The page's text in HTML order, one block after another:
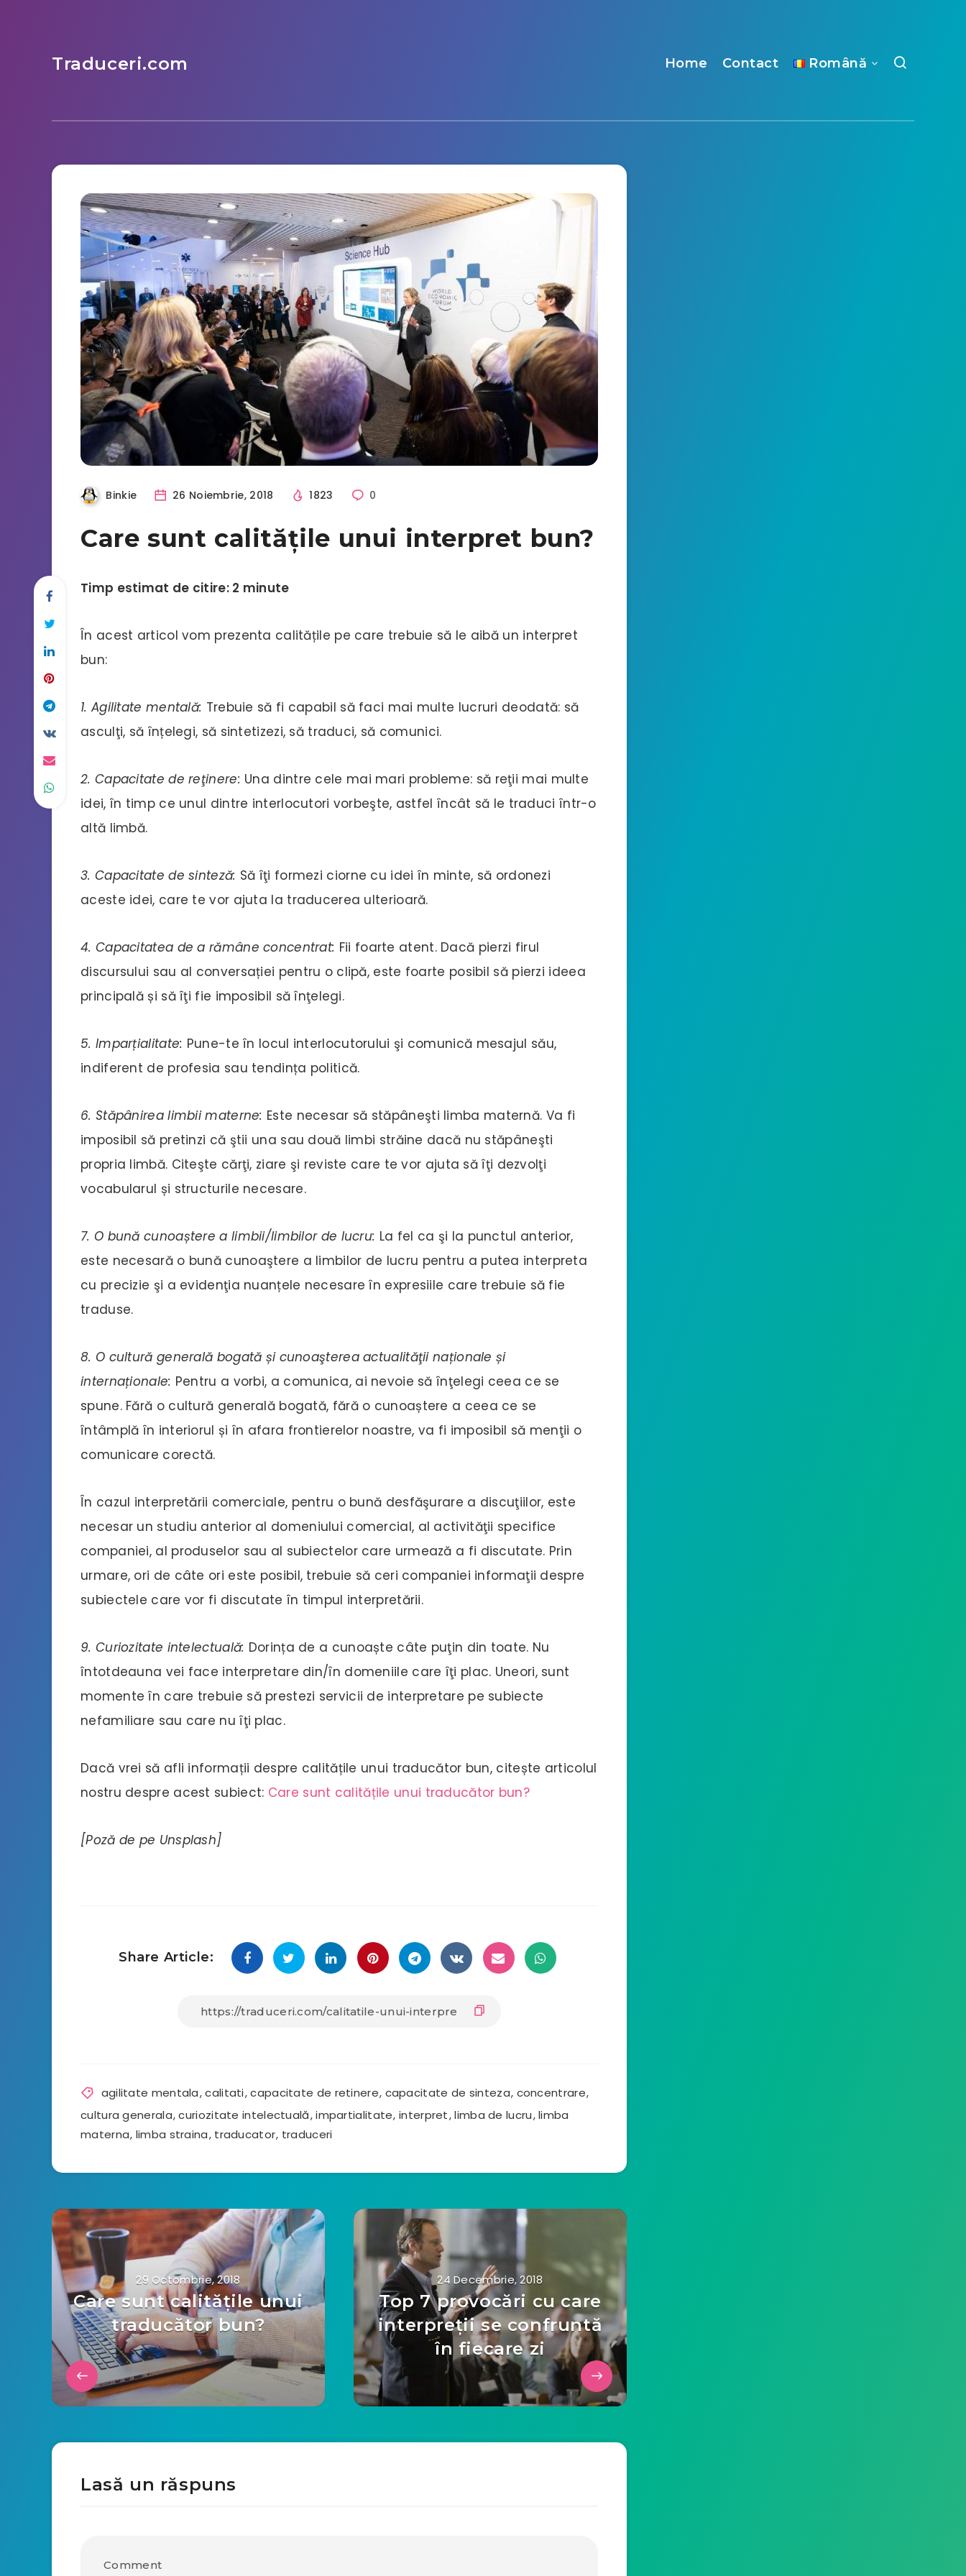
Traduceri.com Home Contact Română
Binkie 26 Noiembrie, 2018 1823 0
Care sunt calitățile unui interpret bun?
Timp estimat de citire: 2 minute
În acest articol vom prezenta calitățile pe care trebuie să le aibă un interpret
bun:
1. Agilitate mentală: Trebuie să fi capabil să faci mai multe lucruri deodată: să
asculţi, să înțelegi, să sintetizezi, să traduci, să comunici.
2. Capacitate de reţinere: Una dintre cele mai mari probleme: să reţii mai multe
idei, în timp ce unul dintre interlocutori vorbeşte, astfel încât să le traduci într-o
altă limbă.
3. Capacitate de sinteză: Să îţi formezi ciorne cu idei în minte, să ordonezi
aceste idei, care te vor ajuta la traducerea ulterioară.
4. Capacitatea de a rămâne concentrat: Fii foarte atent. Dacă pierzi firul
discursului sau al conversației pentru o clipă, este foarte posibil să pierzi ideea
principală și să îţi fie imposibil să înţelegi.
5. Imparțialitate: Pune-te în locul interlocutorului şi comunică mesajul său,
indiferent de profesia sau tendința politică.
6. Stăpânirea limbii materne: Este necesar să stăpâneşti limba maternă. Va fi
imposibil să pretinzi că ştii una sau două limbi străine dacă nu stăpâneşti
propria limbă. Citeşte cărţi, ziare şi reviste care te vor ajuta să îţi dezvolţi
vocabularul și structurile necesare.
7. O bună cunoaștere a limbii/limbilor de lucru: La fel ca şi la punctul anterior,
este necesară o bună cunoaştere a limbilor de lucru pentru a putea interpreta
cu precizie şi a evidenţia nuanțele necesare în expresiile care trebuie să fie
traduse.
8. O cultură generală bogată și cunoaşterea actualităţii naționale și
internaționale: Pentru a vorbi, a comunica, ai nevoie să înţelegi ceea ce se
spune. Fără o cultură generală bogată, fără o cunoaștere a ceea ce se
întâmplă în interiorul și în afara frontierelor noastre, va fi imposibil să menţii o
comunicare corectă.
În cazul interpretării comerciale, pentru o bună desfăşurare a discuţiilor, este
necesar un studiu anterior al domeniului comercial, al activităţii specifice
companiei, al produselor sau al subiectelor care urmează a fi discutate. Prin
urmare, ori de câte ori este posibil, trebuie să ceri companiei informaţii despre
subiectele care vor fi discutate în timpul interpretării.
9. Curiozitate intelectuală: Dorința de a cunoaște câte puţin din toate. Nu
întotdeauna vei face interpretare din/în domeniile care îţi plac. Uneori, sunt
momente în care trebuie să prestezi servicii de interpretare pe subiecte
nefamiliare sau care nu îţi plac.
Dacă vrei să afli informații despre calitățile unui traducător bun, citește articolul
nostru despre acest subiect: Care sunt calitățile unui traducător bun?
[Poză de pe Unsplash]
Share Article:
agilitate mentala,calitati,capacitate de retinere, capacitate de sinteza, concentrare,
cultura generala,curiozitate intelectuală,impartialitate,interpret,limba de lucru,limba
materna, limba straina, traducator, traduceri
29 Octombrie, 2018
Care sunt calitățile unui
traducător bun?
24 Decembrie, 2018
Top 7 provocări cu care
interpreții se confruntă
în fiecare zi
Lasă un răspuns